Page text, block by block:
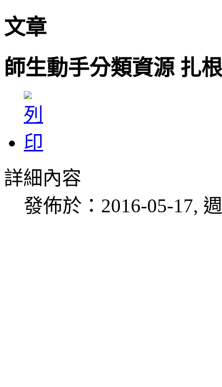
文章
師生動手分類資源 扎
詳細內容
發佈於：2016-05-17,